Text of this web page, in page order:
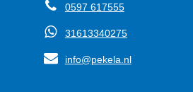
0597 617555
31613340275
info@pekela.nl